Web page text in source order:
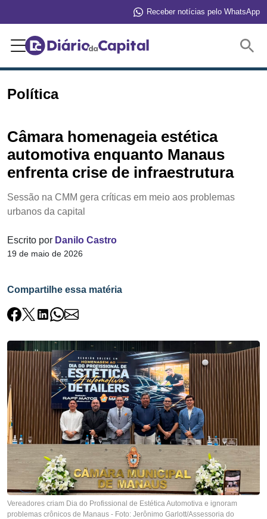
Receber notícias pelo WhatsApp
Política
Câmara homenageia estética
automotiva enquanto Manaus
enfrenta crise de infraestrutura
Sessão na CMM gera críticas em meio aos problemas
urbanos da capital
Escrito por Danilo Castro
19 de maio de 2026
Compartilhe essa matéria
Vereadores criam Dia do Profissional de Estética Automotiva e ignoram
problemas crônicos de Manaus - Foto: Jerônimo Garlott/Assessoria do